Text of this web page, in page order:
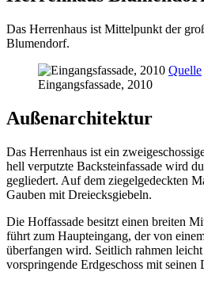
Das Herrenhaus ist Mittelpunkt der
Blumendorf.
Quelle
Eingangsfassade, 2010
Außenarchitektur
Das Herrenhaus ist ein
hell verputzte Backsteinfassade wird
gegliedert. Auf dem ziegelgedeckten
Gauben mit Dreiecksgiebeln.
Die Hoffassade besitzt einen breiten
führt zum Haupteingang, der von
überfangen wird. Seitlich rahmen
vorspringende Erdgeschoss mit seinen